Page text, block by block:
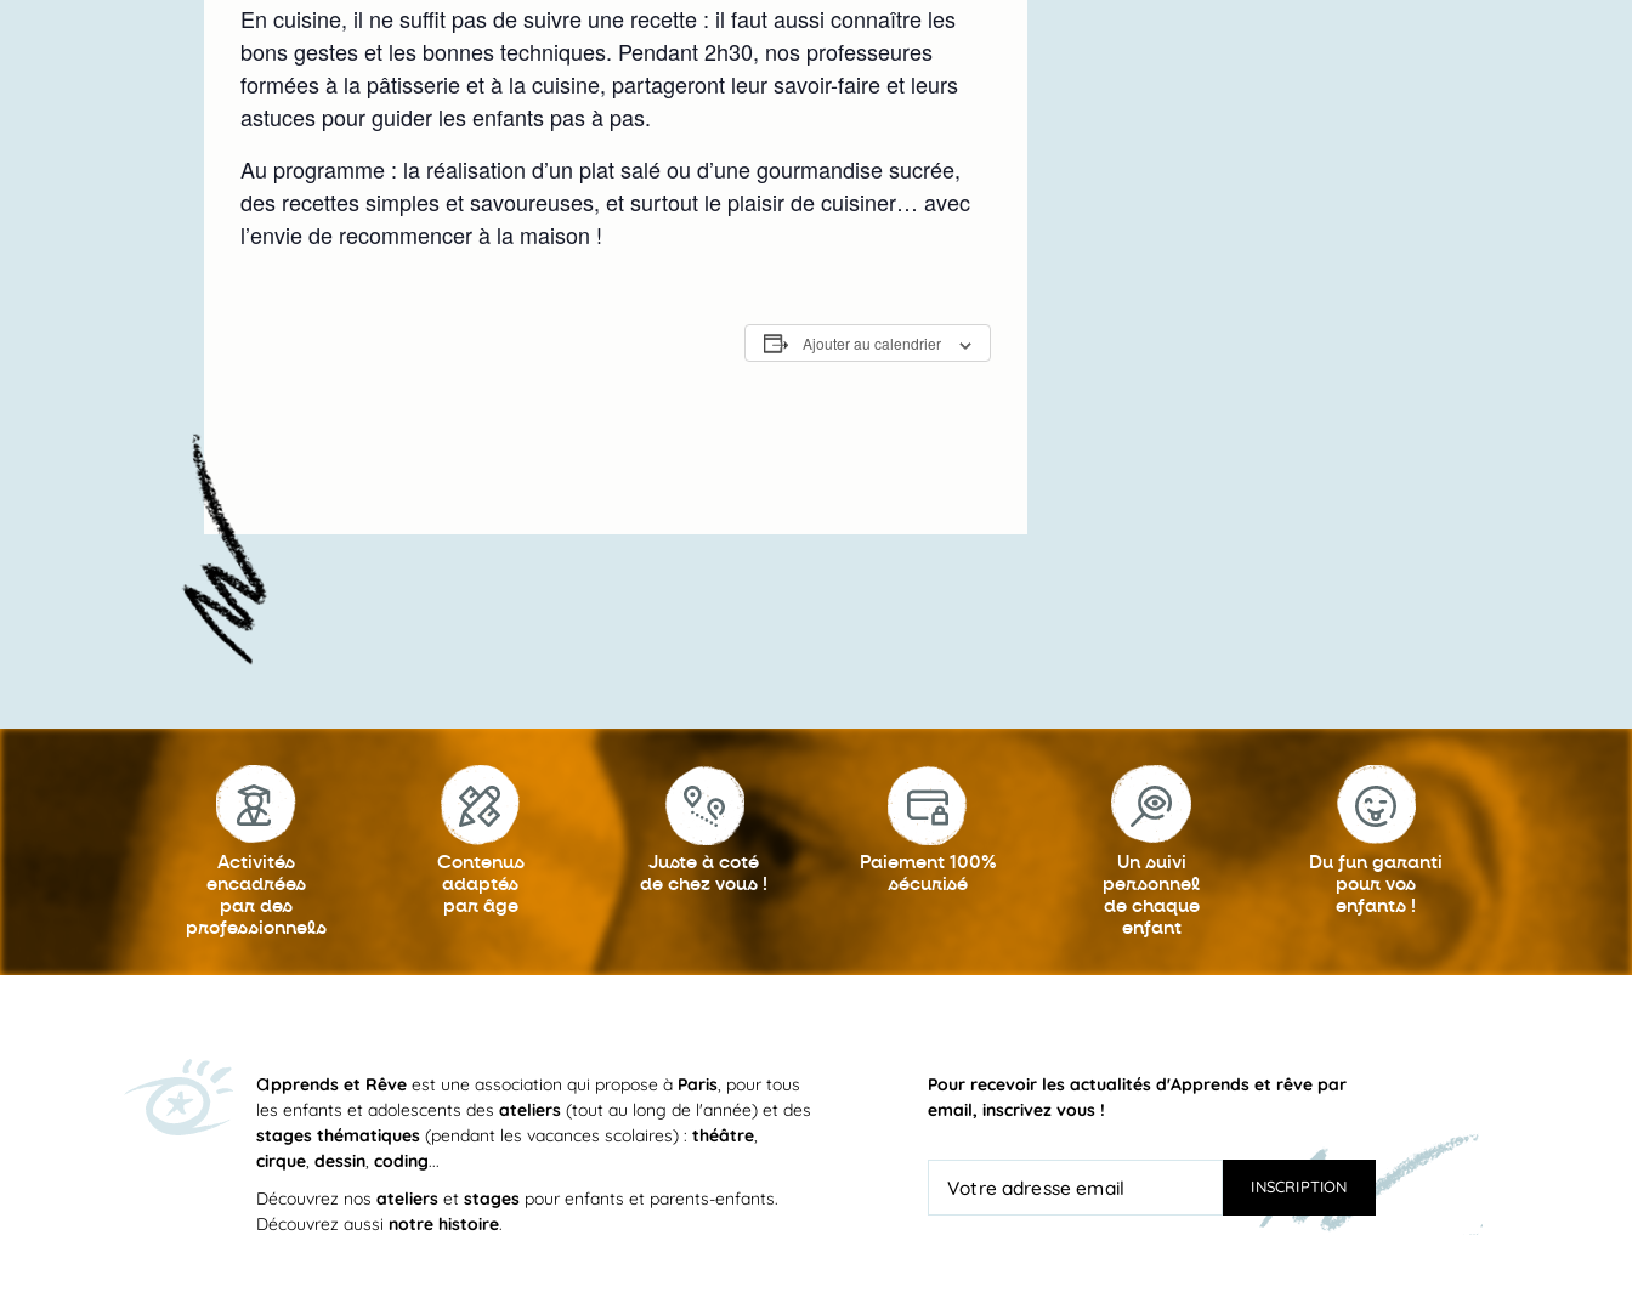
En cuisine, il ne suffit pas de suivre une recette : il faut aussi connaître les
bons gestes et les bonnes techniques. Pendant 2h30, nos professeures
formées à la pâtisserie et à la cuisine, partageront leur savoir-faire et leurs
astuces pour guider les enfants pas à pas.
Au programme : la réalisation d’un plat salé ou d’une gourmandise sucrée,
des recettes simples et savoureuses, et surtout le plaisir de cuisiner… avec
l’envie de recommencer à la maison !
Ajouter au calendrier
Activités
encadrées
par des
professionnels
Contenus
adaptés
par âge
Juste à coté
de chez vous !
Paiement 100%
sécurisé
Un suivi
personnel
de chaque
enfant
Du fun garanti
pour vos
enfants !
apprends et Rêve est une association qui propose à Paris, pour tous
les enfants et adolescents desateliers (tout au long de l'année) et des
stages thématiques (pendant les vacances scolaires) :théâtre,
cirque,dessin,coding...
Découvrez nosateliers etstages pour enfants et parents-enfants.
Découvrez aussinotre histoire.
Pour recevoir les actualités d'Apprends et rêve par
email, inscrivez vous !